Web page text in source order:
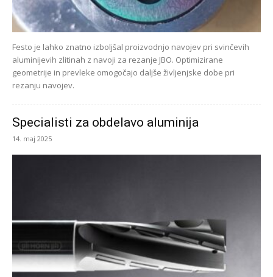
Festo je lahko znatno izboljšal proizvodnjo navojev pri svinčevih
aluminijevih zlitinah z navoji za rezanje JBO. Optimizirane
geometrije in prevleke omogočajo daljše življenjske dobe pri
rezanju navojev.
Specialisti za obdelavo aluminija
14. maj 2025